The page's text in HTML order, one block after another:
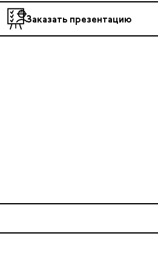
Заказать презентацию